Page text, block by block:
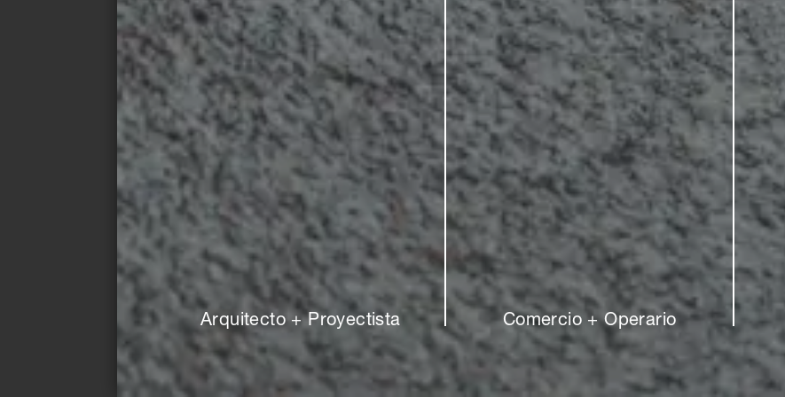
Arquitecto + Proyectista Comercio + Operario
© Miguel de Guzmán
El atrevido exterior de la
vivienda "Beyond the
Family Kin Housing" se
justifica por su cubierta
sched y la fachada
cerámica azul del sistema
KeraTwin de Agrob Buchtal
© Miguel de Guzmán
Una serie de jardines en
cascada rodean la casa y
también ofrecen una
pequeña piscina al aire
libre.
© Miguel de Guzmán
Mientras que las nuevas
construcciones de la zona
tienden a relegar la mayor
parte de la vida social a sus
terrazas orientadas a la
parte trasera, la Casa
Familiar fomenta la
creación de comunidad y
las conexiones sociales
con una variedad de